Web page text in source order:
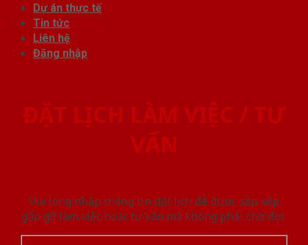
Dự án thực tế
Tin tức
Liên hệ
Đăng nhập
ĐẶT LỊCH LÀM VIỆC / TƯ
VẤN
Vui lòng nhập thông tin đặt lịch để được sắp xếp
gặp gỡ làm việc hoăc tư vấn mà không phải chờ đợi.